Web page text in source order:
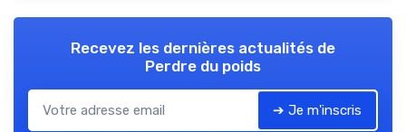
Recevez les dernières actualités de
Perdre du poids
➔ Je m'inscris